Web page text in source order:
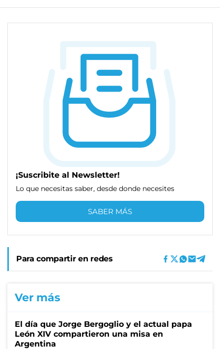
¡Suscribite al Newsletter!
Lo que necesitas saber, desde donde necesites
SABER MÁS
Para compartir en redes
Ver más
El día que Jorge Bergoglio y el actual papa
León XIV compartieron una misa en
Argentina